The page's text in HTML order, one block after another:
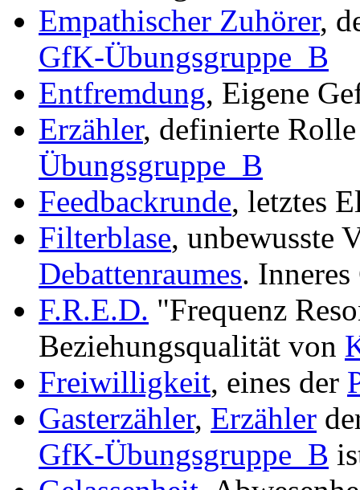
Empathischer Zuhörer,
GfK-Übungsgruppe_B
Entfremdung, Eigene
Erzähler, definierte
Übungsgruppe_B
Feedbackrunde, letztes
Filterblase, unbewusste
Debattenraumes.
F.R.E.D. "Frequenz
Beziehungsqualität von
Freiwilligkeit, eines der
Gasterzähler, Erzähler
GfK-Übungsgruppe_B